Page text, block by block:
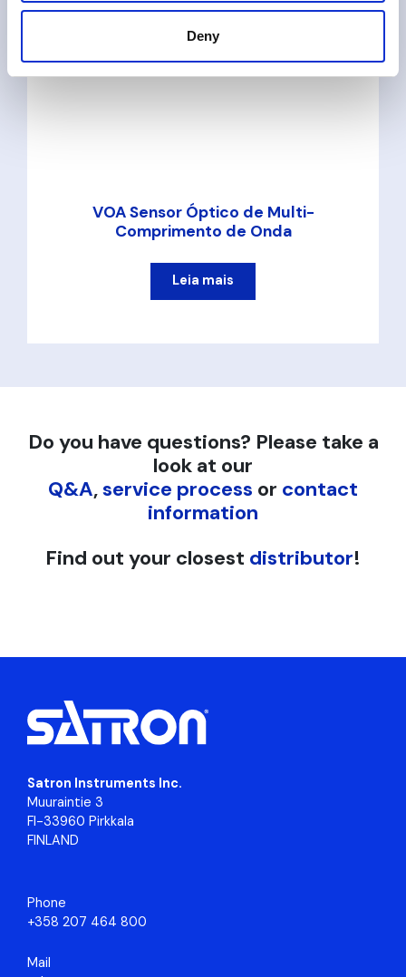
Deny
VOA Sensor Óptico de Multi-
Comprimento de Onda
Leia mais
Do you have questions? Please take a
look at our
Q&A,service process or contact
information
Find out your closest distributor!
Satron Instruments Inc.
Muuraintie 3
FI-33960 Pirkkala
FINLAND
Phone
+358 207 464 800
Mail